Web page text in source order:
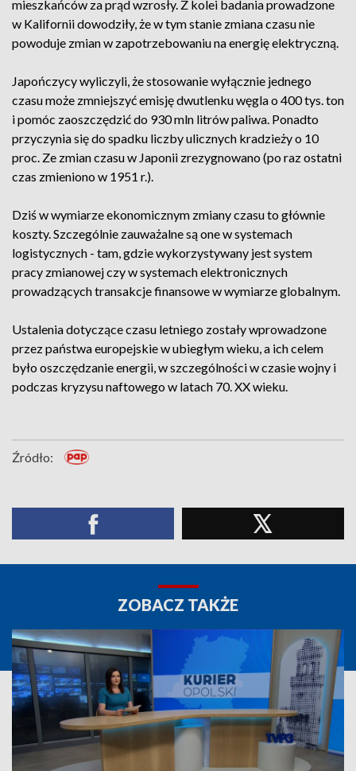
mieszkańców za prąd wzrosły. Z kolei badania prowadzone
w Kalifornii dowodziły, że w tym stanie zmiana czasu nie
powoduje zmian w zapotrzebowaniu na energię elektryczną.
Japończycy wyliczyli, że stosowanie wyłącznie jednego
czasu może zmniejszyć emisję dwutlenku węgla o 400 tys. ton
i pomóc zaoszczędzić do 930 mln litrów paliwa. Ponadto
przyczynia się do spadku liczby ulicznych kradzieży o 10
proc. Ze zmian czasu w Japonii zrezygnowano (po raz ostatni
czas zmieniono w 1951 r.).
Dziś w wymiarze ekonomicznym zmiany czasu to głównie
koszty. Szczególnie zauważalne są one w systemach
logistycznych - tam, gdzie wykorzystywany jest system
pracy zmianowej czy w systemach elektronicznych
prowadzących transakcje finansowe w wymiarze globalnym.
Ustalenia dotyczące czasu letniego zostały wprowadzone
przez państwa europejskie w ubiegłym wieku, a ich celem
było oszczędzanie energii, w szczególności w czasie wojny i
podczas kryzysu naftowego w latach 70. XX wieku.
Źródło:
ZOBACZ TAKŻE